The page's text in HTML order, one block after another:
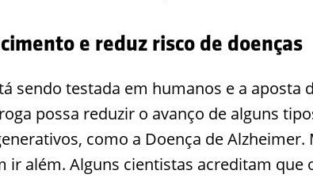
e reduz risco de doenças
sendo testada em humanos e a aposta
possa reduzir o avanço de alguns
como a Doença de Alzheimer.
ir além. Alguns cientistas acreditam que